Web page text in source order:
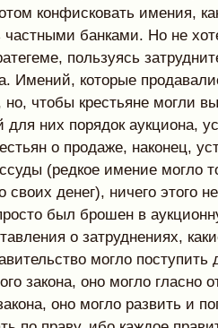
конфисковать имения,
банками. Но не
пользуясь
Имений, которые
чтобы крестьяне могли
них порядок аукциона,
о продаже, наконец,
(редкое имение могло
своих денег), ничего этого
был брошен в
о затруднениях,
могло поступить
закона, оно могло гласно
оно могло развить и